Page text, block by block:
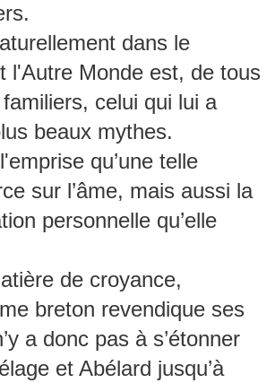
dans le
l'Autre Monde est, de tous
celui qui lui a
beaux mythes.
qu’une telle
sur l’âme, mais aussi la
personnelle qu’elle
de croyance,
breton revendique ses
a donc pas à s’étonner
et Abélard jusqu’à